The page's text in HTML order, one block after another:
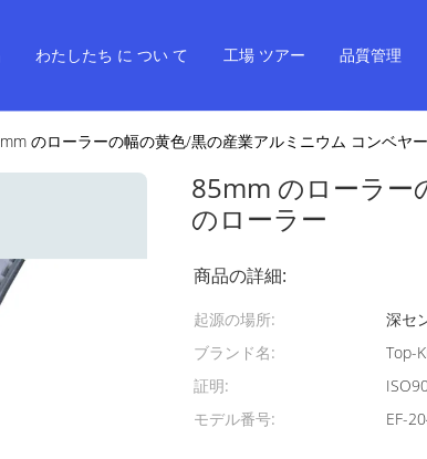
わたしたち に つい て 工場 ツアー 品質管理
のローラーの幅の黄色/黒の産業アルミニウム コンベヤ
85mm のローラー
のローラー
商品の詳細:
起源の場所:
深セ
ブランド名:
Top-
証明:
モデル番号:
EF-